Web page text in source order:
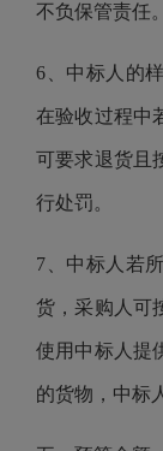
不负保管责任
6、中标人的
在验收过程中
可要求退货且
行处罚。
7、中标人若
货，采购人可
使用中标人提
的货物，中标